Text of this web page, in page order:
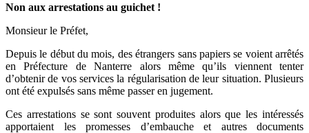
Non aux arrestations au guichet !
Monsieur le Préfet,
Depuis le début du mois, des étrangers sans papiers se voient arrêtés
en Préfecture de Nanterre alors même qu’ils viennent tenter
d’obtenir de vos services la régularisation de leur situation. Plusieurs
ont été expulsés sans même passer en jugement.
Ces arrestations se sont souvent produites alors que les intéressés
apportaient les promesses d’embauche et autres documents